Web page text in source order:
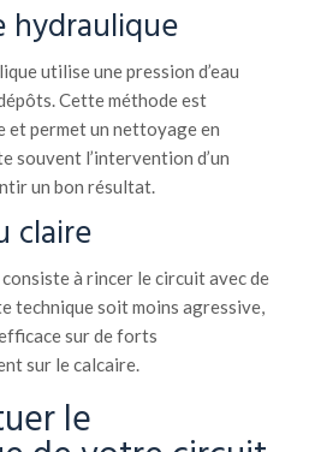
hydraulique
utilise une pression d’eau
Cette méthode est
permet un nettoyage en
souvent l’intervention d’un
un bon résultat.
claire
à rincer le circuit avec de
technique soit moins agressive,
sur de forts
sur le calcaire.
le